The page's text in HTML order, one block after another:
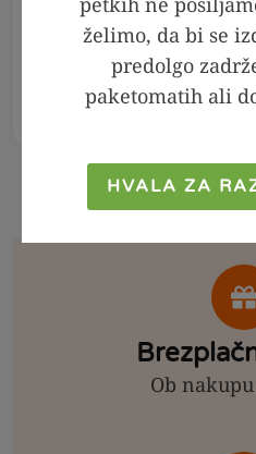
Meta - melisa sirup,
250ml
2,99
Ob
želimo, da bi se
predolgo
paketomatih ali
HVALA ZA